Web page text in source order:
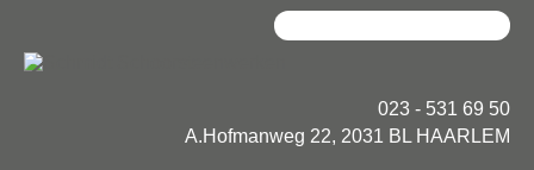
023 - 531 69 50
A.Hofmanweg 22, 2031 BL HAARLEM